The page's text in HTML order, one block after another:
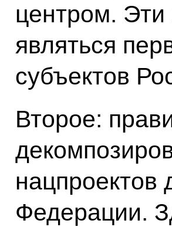
центром. Эти
являться
субъектов
Второе:
нацпроектов
Федерации.